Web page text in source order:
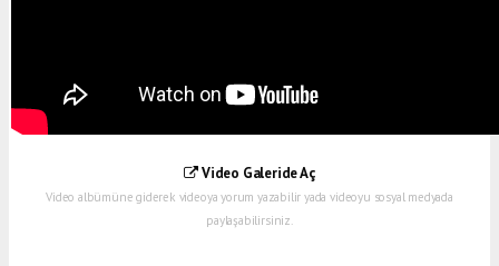
Video Galeride Aç
Video albümüne giderek videoya yorum yazabilir yada videoyu sosyal medyada
paylaşabilirsiniz.